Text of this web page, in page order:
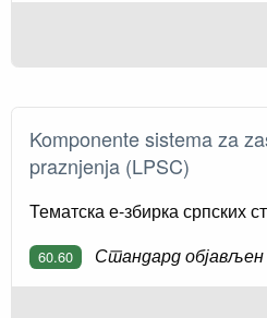
Komponente sistema za
praznjenja (LPSC)
Тематска е-збирка српских
60.60 Стандард објављен